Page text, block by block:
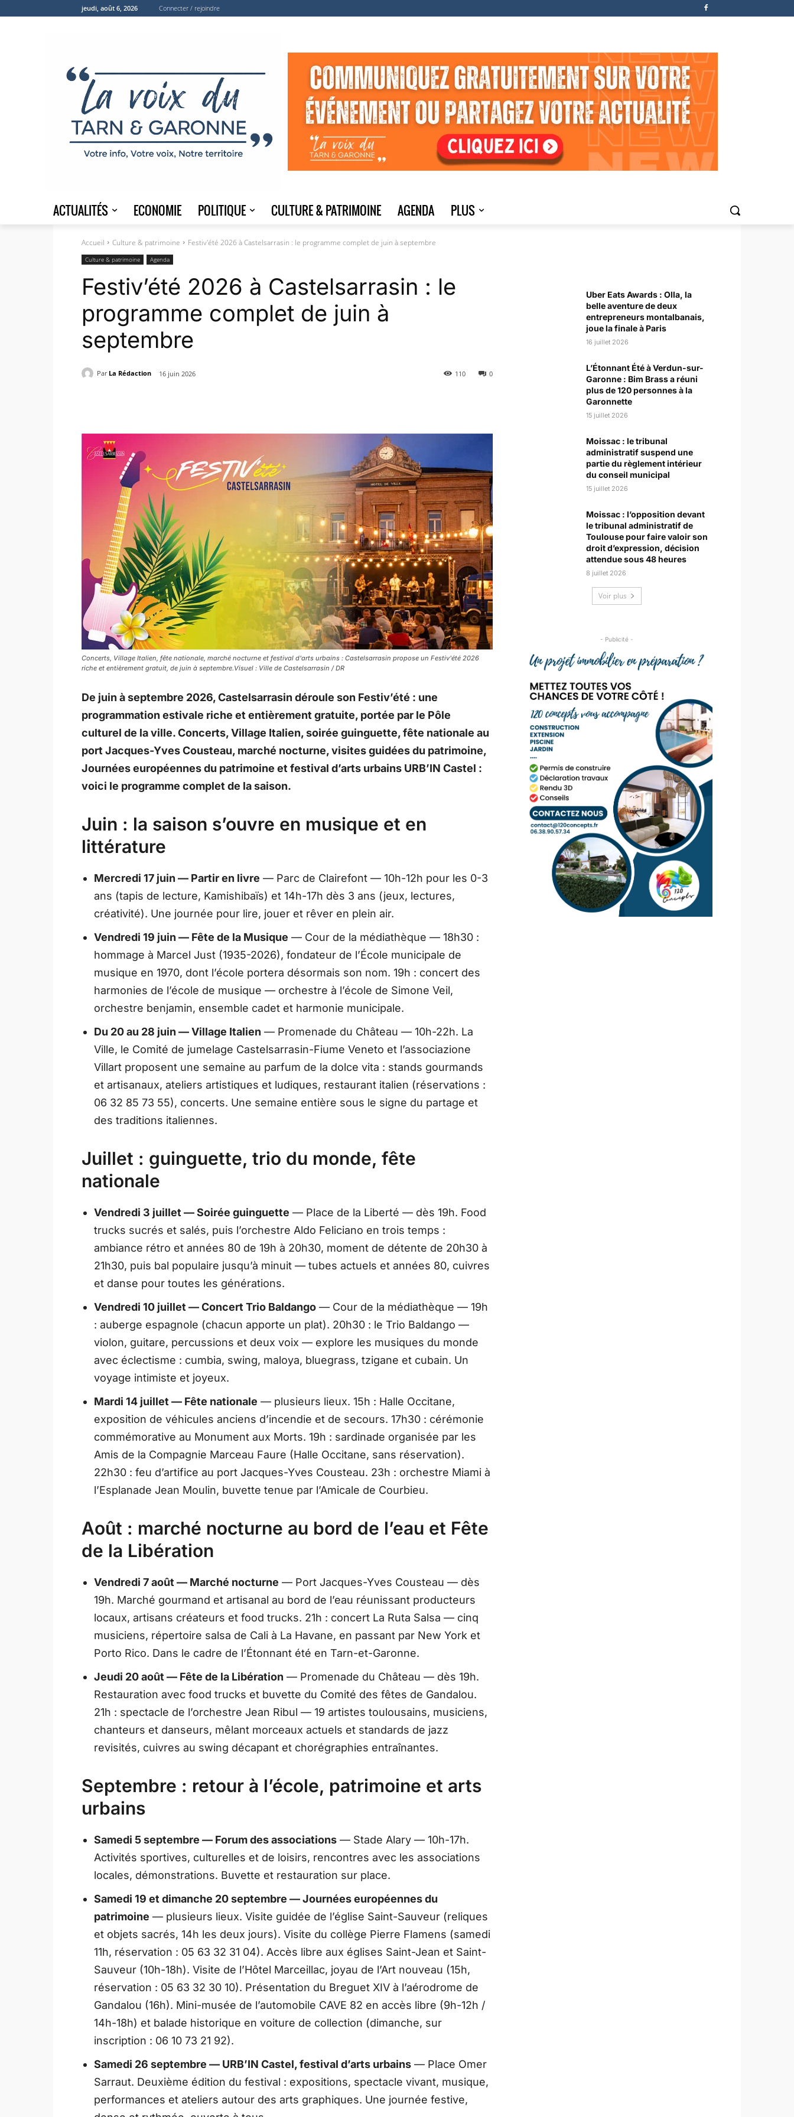
jeudi, août 6, 2026 Connecter / rejoindre
ACTUALITÉS ECONOMIE POLITIQUE CULTURE & PATRIMOINE AGENDA PLUS
Accueil Culture & patrimoine Festiv'été 2026 à Castelsarrasin : le programme complet de juin à septembre
Culture & patrimoine Agenda
Festiv’été 2026 à Castelsarrasin : le
programme complet de juin à
septembre
Par La Rédaction 16 juin 2026 0
110
Concerts, Village Italien, fête nationale, marché nocturne et festival d'arts urbains : Castelsarrasin propose un Festiv'été 2026
riche et entièrement gratuit, de juin à septembre.Visuel : Ville de Castelsarrasin / DR
De juin à septembre 2026, Castelsarrasin déroule son Festiv’été : une
programmation estivale riche et entièrement gratuite, portée par le Pôle
culturel de la ville. Concerts, Village Italien, soirée guinguette, fête nationale au
port Jacques-Yves Cousteau, marché nocturne, visites guidées du patrimoine,
Journées européennes du patrimoine et festival d’arts urbains URB’IN Castel :
voici le programme complet de la saison.
Juin : la saison s’ouvre en musique et en
littérature
Mercredi 17 juin — Partir en livre — Parc de Clairefont — 10h-12h pour les 0-3
ans (tapis de lecture, Kamishibaïs) et 14h-17h dès 3 ans (jeux, lectures,
créativité). Une journée pour lire, jouer et rêver en plein air.
Vendredi 19 juin — Fête de la Musique — Cour de la médiathèque — 18h30 :
hommage à Marcel Just (1935-2026), fondateur de l’École municipale de
musique en 1970, dont l’école portera désormais son nom. 19h : concert des
harmonies de l’école de musique — orchestre à l’école de Simone Veil,
orchestre benjamin, ensemble cadet et harmonie municipale.
Du 20 au 28 juin — Village Italien — Promenade du Château — 10h-22h. La
Ville, le Comité de jumelage Castelsarrasin-Fiume Veneto et l’associazione
Villart proposent une semaine au parfum de la dolce vita : stands gourmands
et artisanaux, ateliers artistiques et ludiques, restaurant italien (réservations :
06 32 85 73 55), concerts. Une semaine entière sous le signe du partage et
des traditions italiennes.
Juillet : guinguette, trio du monde, fête
nationale
Vendredi 3 juillet — Soirée guinguette — Place de la Liberté — dès 19h. Food
trucks sucrés et salés, puis l’orchestre Aldo Feliciano en trois temps :
ambiance rétro et années 80 de 19h à 20h30, moment de détente de 20h30 à
21h30, puis bal populaire jusqu’à minuit — tubes actuels et années 80, cuivres
et danse pour toutes les générations.
Vendredi 10 juillet — Concert Trio Baldango — Cour de la médiathèque — 19h
: auberge espagnole (chacun apporte un plat). 20h30 : le Trio Baldango —
violon, guitare, percussions et deux voix — explore les musiques du monde
avec éclectisme : cumbia, swing, maloya, bluegrass, tzigane et cubain. Un
voyage intimiste et joyeux.
Mardi 14 juillet — Fête nationale — plusieurs lieux. 15h : Halle Occitane,
exposition de véhicules anciens d’incendie et de secours. 17h30 : cérémonie
commémorative au Monument aux Morts. 19h : sardinade organisée par les
Amis de la Compagnie Marceau Faure (Halle Occitane, sans réservation).
22h30 : feu d’artifice au port Jacques-Yves Cousteau. 23h : orchestre Miami à
l’Esplanade Jean Moulin, buvette tenue par l’Amicale de Courbieu.
Août : marché nocturne au bord de l’eau et Fête
de la Libération
Vendredi 7 août — Marché nocturne — Port Jacques-Yves Cousteau — dès
19h. Marché gourmand et artisanal au bord de l’eau réunissant producteurs
locaux, artisans créateurs et food trucks. 21h : concert La Ruta Salsa — cinq
musiciens, répertoire salsa de Cali à La Havane, en passant par New York et
Porto Rico. Dans le cadre de l’Étonnant été en Tarn-et-Garonne.
Jeudi 20 août — Fête de la Libération — Promenade du Château — dès 19h.
Restauration avec food trucks et buvette du Comité des fêtes de Gandalou.
21h : spectacle de l’orchestre Jean Ribul — 19 artistes toulousains, musiciens,
chanteurs et danseurs, mêlant morceaux actuels et standards de jazz
revisités, cuivres au swing décapant et chorégraphies entraînantes.
Septembre : retour à l’école, patrimoine et arts
urbains
Samedi 5 septembre — Forum des associations — Stade Alary — 10h-17h.
Activités sportives, culturelles et de loisirs, rencontres avec les associations
locales, démonstrations. Buvette et restauration sur place.
Samedi 19 et dimanche 20 septembre — Journées européennes du
patrimoine — plusieurs lieux. Visite guidée de l’église Saint-Sauveur (reliques
et objets sacrés, 14h les deux jours). Visite du collège Pierre Flamens (samedi
11h, réservation : 05 63 32 31 04). Accès libre aux églises Saint-Jean et Saint-
Sauveur (10h-18h). Visite de l’Hôtel Marceillac, joyau de l’Art nouveau (15h,
réservation : 05 63 32 30 10). Présentation du Breguet XIV à l’aérodrome de
Gandalou (16h). Mini-musée de l’automobile CAVE 82 en accès libre (9h-12h /
14h-18h) et balade historique en voiture de collection (dimanche, sur
inscription : 06 10 73 21 92).
Samedi 26 septembre — URB’IN Castel, festival d’arts urbains — Place Omer
Sarraut. Deuxième édition du festival : expositions, spectacle vivant, musique,
performances et ateliers autour des arts graphiques. Une journée festive,
Uber Eats Awards : Olla, la
belle aventure de deux
entrepreneurs montalbanais,
joue la finale à Paris
16 juillet 2026
L’Étonnant Été à Verdun-sur-
Garonne : Bim Brass a réuni
plus de 120 personnes à la
Garonnette
15 juillet 2026
Moissac : le tribunal
administratif suspend une
partie du règlement intérieur
du conseil municipal
15 juillet 2026
Moissac : l’opposition devant
le tribunal administratif de
Toulouse pour faire valoir son
droit d’expression, décision
attendue sous 48 heures
8 juillet 2026
Voir plus
- Publicité -